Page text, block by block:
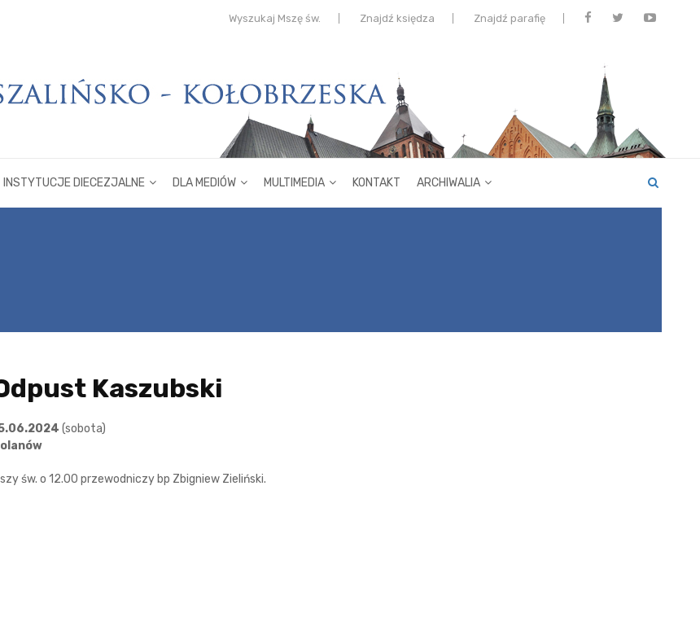
Wyszukaj Mszę św. Znajdź księdza Znajdź parafię
INSTYTUCJE DIECEZJALNE DLA MEDIÓW MULTIMEDIA KONTAKT ARCHIWALIA
Kaszubski
(sobota)
św. o 12.00 przewodniczy bp Zbigniew Zieliński.